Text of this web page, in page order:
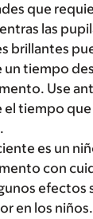
que
las
brillantes
tiempo
Use
el tiempo que
es un
con
efectos
en los niños.